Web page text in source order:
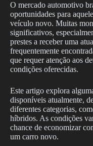
O mercado automotivo
oportunidades para
veículo novo. Muitas
significativos,
prestes a receber uma
frequentemente
que requer atenção aos
condições oferecidas.
Este artigo explora
disponíveis atualmente,
diferentes categorias,
híbridos. As condições
chance de economizar
um carro novo.